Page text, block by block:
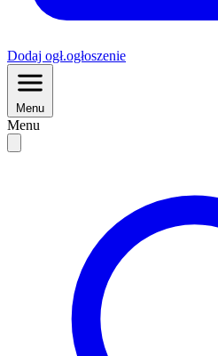
Dodaj ogł.ogłoszenie
Menu
Menu